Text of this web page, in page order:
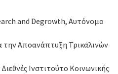
and Degrowth, Αυτόνομο
την Αποανάπτυξη Τρικαλινών
Ινστιτούτο Κοινωνικής